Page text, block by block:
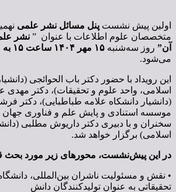
اولین پیش نشست پنل مسائل نشر علمی
متخصصان علوم اطلاعات با عنوان ” نشر
آن” روز سه‌شنبه ساعت ۱۵ به صورت مجازی
می‌شود.
این رویداد با حضور دکتر باب الحوائجی
اسلامی، واحد علوم و تحقیقات)، دکتر مهدی
(دانشیار دانشکاه علامه طباطبایی)، دکتر
سخنران و با دبیری دکتر داریوش مطلبی
اسلامی) برگزار خواهد شد.
در این پیش‌نشست، محورهای زیر مورد بحث
• نقش و مسئولیت ناشران بین‌المللی،
تحقیقاتی به عنوان تولیدکنندگان دانش